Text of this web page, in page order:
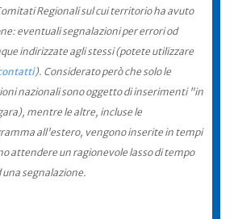
Regionali sul cui territorio ha avuto
eventuali segnalazioni per errori od
indirizzate agli stessi (potete utilizzare
). Considerato però che solo le
nazionali sono oggetto di inserimenti "in
mentre le altre, incluse le
all'estero, vengono inserite in tempi
attendere un ragionevole lasso di tempo
una segnalazione.